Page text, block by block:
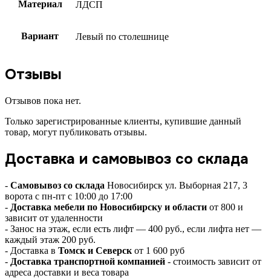
Материал ЛДСП
Вариант Левый по столешнице
Отзывы
Отзывов пока нет.
Только зарегистрированные клиенты, купившие данный
товар, могут публиковать отзывы.
Доставка и самовывоз со склада
- Самовывоз со склада Новосибирск ул. Выборная 217, 3
ворота с пн-пт с 10:00 до 17:00
- Доставка мебели по Новосибирску и области от 800 и
зависит от удаленности
- Занос на этаж, если есть лифт — 400 руб., если лифта нет —
каждый этаж 200 руб.
- Доставка в Томск и Северск от 1 600 руб
- Доставка транспортной компанией - стоимость зависит от
адреса доставки и веса товара